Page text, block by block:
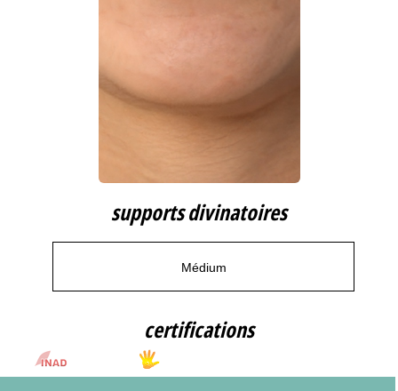
supports divinatoires
Médium
certifications